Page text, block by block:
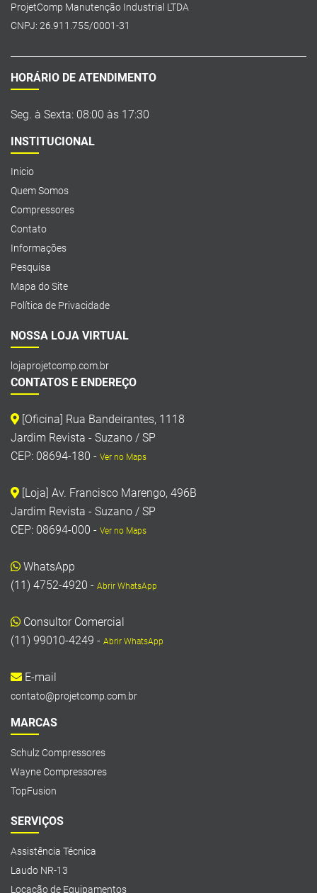
ProjetComp Manutenção Industrial LTDA
CNPJ: 26.911.755/0001-31
HORÁRIO DE ATENDIMENTO
Seg. à Sexta: 08:00 às 17:30
INSTITUCIONAL
Inicio
Quem Somos
Compressores
Contato
Informações
Pesquisa
Mapa do Site
Política de Privacidade
NOSSA LOJA VIRTUAL
lojaprojetcomp.com.br
CONTATOS E ENDEREÇO
[Oficina] Rua Bandeirantes, 1118
Jardim Revista - Suzano / SP
CEP: 08694-180 - Ver no Maps
[Loja] Av. Francisco Marengo, 496B
Jardim Revista - Suzano / SP
CEP: 08694-000 - Ver no Maps
WhatsApp
(11) 4752-4920 - Abrir WhatsApp
Consultor Comercial
(11) 99010-4249 - Abrir WhatsApp
E-mail
contato@projetcomp.com.br
MARCAS
Schulz Compressores
Wayne Compressores
TopFusion
SERVIÇOS
Assistência Técnica
Laudo NR-13
Locação de Equipamentos